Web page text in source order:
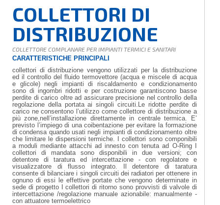
COLLETTORI DI
DISTRIBUZIONE
COLLETTORE COMPLANARE PER IMPIANTI TERMICI E SANITARI
CARATTERISTICHE PRINCIPALI
collettori di distribuzione vengono utilizzati per la distribuzione
ed il controllo del fluido termovettore (acqua e miscele di acqua
e glicole) negli impianti di riscaldamento e condizionamento
sono di ingombri ridotti e per costruzione garantiscono basse
perdite di carico oltre ad assicurare precisione nel controllo della
regolazione della portata ai singoli circuiti.Le ridotte perdite di
carico ne consentono l’utilizzo come collettore di distribuzione a
più zone,nell’installazione direttamente in centrale termica. E’
previsto l’impiego di una coibentazione per evitare la formazione
di condensa quando usati negli impianti di condizionamento oltre
che limitare le dispersioni termiche. I collettori sono componibili
a moduli mediante attacchi ad innesto con tenuta ad O-Ring I
collettori di mandata sono disponibili in due versioni; con
detentore di taratura ed intercettazione - con regolatore e
visualizzatore di flusso integrato. Il detentore di taratura
consente di bilanciare i singoli circuiti dei radiatori per ottenere in
ognuno di essi le effettive portate che vengono determinate in
sede di progetto I collettori di ritorno sono provvisti di valvole di
intercettazione /regolazione manuale azionabile: manualmente -
con attuatore termoelettrico